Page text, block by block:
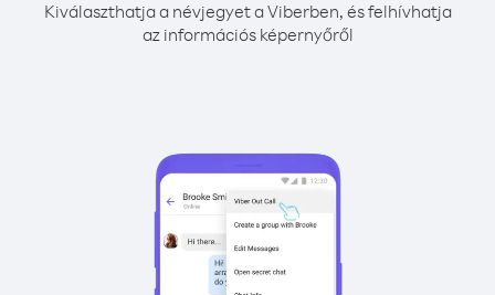
Kiválaszthatja a névjegyet a Viberben, és felhívhatja
az információs képernyőről